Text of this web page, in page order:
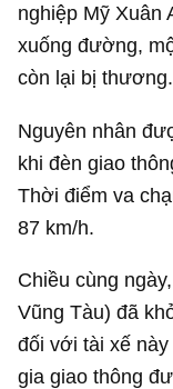
nghiệp Mỹ Xuân
xuống đường,
còn lại bị thương.
Nguyên nhân
khi đèn giao
Thời điểm va
87 km/h.
Chiều cùng
Vũng Tàu) đã
đối với tài xế
gia giao thông